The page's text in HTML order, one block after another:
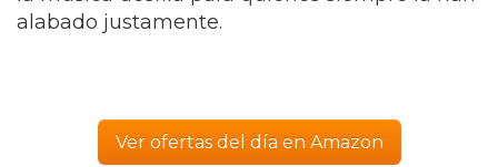
alabado justamente.
Ver ofertas del día en Amazon